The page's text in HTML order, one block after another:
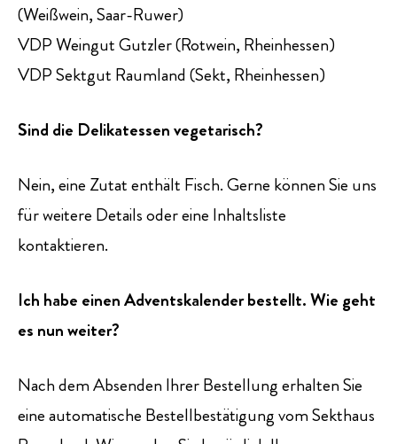
(Weißwein, Saar-Ruwer)
VDP Weingut Gutzler (Rotwein, Rheinhessen)
VDP Sektgut Raumland (Sekt, Rheinhessen)
Sind die Delikatessen vegetarisch?
Nein, eine Zutat enthält Fisch. Gerne können Sie uns
für weitere Details oder eine Inhaltsliste
kontaktieren.
Ich habe einen Adventskalender bestellt. Wie geht
es nun weiter?
Nach dem Absenden Ihrer Bestellung erhalten Sie
eine automatische Bestellbestätigung vom Sekthaus